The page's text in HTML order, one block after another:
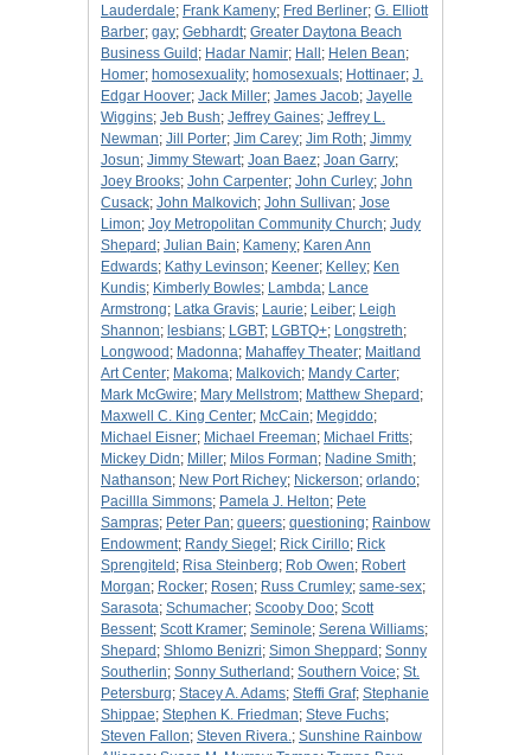
Lauderdale; Frank Kameny; Fred Berliner; G. Elliott
Barber; gay; Gebhardt; Greater Daytona Beach
Business Guild ; Hadar Namir; Hall ; Helen Bean;
Homer; homosexuality; homosexuals; Hottinaer; J.
Edgar Hoover; Jack Miller; James Jacob; Jayelle
Wiggins; Jeb Bush; Jeffrey Gaines; Jeffrey L.
Newman; Jill Porter; Jim Carey; Jim Roth; Jimmy
Josun; Jimmy Stewart; Joan Baez; Joan Garry;
Joey Brooks; John Carpenter; John Curley; John
Cusack; John Malkovich; John Sullivan; Jose
Limon; Joy Metropolitan Community Church; Judy
Shepard ; Julian Bain; Kameny; Karen Ann
Edwards; Kathy Levinson; Keener; Kelley; Ken
Kundis; Kimberly Bowles; Lambda; Lance
Armstrong; Latka Gravis; Laurie; Leiber; Leigh
Shannon; lesbians; LGBT; LGBTQ+; Longstreth;
Longwood ; Madonna; Mahaffey Theater; Maitland
Art Center; Makoma; Malkovich; Mandy Carter;
Mark McGwire; Mary Mellstrom; Matthew Shepard ;
Maxwell C. King Center; McCain; Megiddo;
Michael Eisner; Michael Freeman; Michael Fritts;
Mickey Didn; Miller; Milos Forman; Nadine Smith;
Nathanson; New Port Richey; Nickerson; orlando;
Pacillla Simmons; Pamela J. Helton; Pete
Sampras; Peter Pan; queers; questioning; Rainbow
Endowment; Randy Siegel ; Rick Cirillo; Rick
Sprengiteld ; Risa Steinberg; Rob Owen; Robert
Morgan; Rocker; Rosen; Russ Crumley; same-sex;
Sarasota; Schumacher; Scooby Doo; Scott
Bessent; Scott Kramer; Seminole; Serena Williams;
Shepard ; Shlomo Benizri; Simon Sheppard ; Sonny
Southerlin; Sonny Sutherland ; Southern Voice; St.
Petersburg; Stacey A. Adams; Steffi Graf; Stephanie
Shippae; Stephen K. Friedman; Steve Fuchs;
Steven Fallon; Steven Rivera.; Sunshine Rainbow